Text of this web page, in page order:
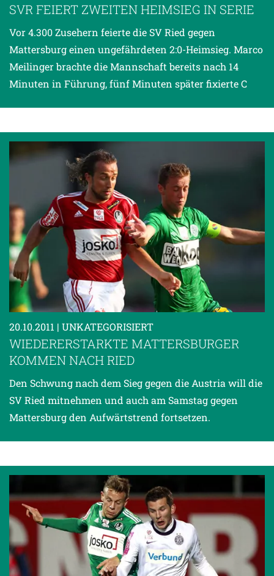
SVR FEIERT ZWEITEN HEIMSIEG IN SERIE
Vor 4.300 Zusehern feierte die SV Ried gegen
Mattersburg einen ungefährdeten 2:0-Heimsieg. Marco
Meilinger brachte die Mannschaft bereits nach 14
Minuten in Führung, fünf Minuten später fixierte C
20.10.2011 | UNKATEGORISIERT
WIEDERERSTARKTE MATTERSBURGER
KOMMEN NACH RIED
Den Schwung nach dem Sieg gegen die Austria will die
SV Ried mitnehmen und auch am Samstag gegen
Mattersburg den Aufwärtstrend fortsetzen.